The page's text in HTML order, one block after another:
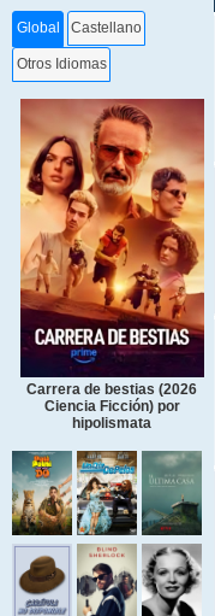
Global Castellano
Otros Idiomas
Carrera de bestias (2026
Ciencia Ficción) por
hipolismata